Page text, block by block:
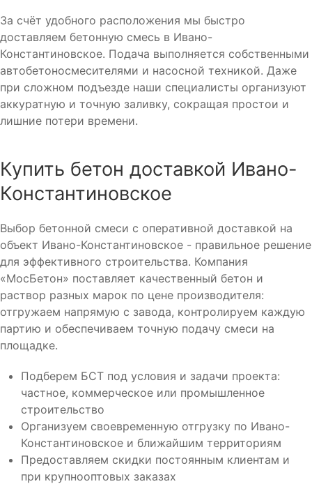
За счёт удобного расположения мы быстро
доставляем бетонную смесь в Ивано-
Константиновское. Подача выполняется собственными
автобетоносмесителями и насосной техникой. Даже
при сложном подъезде наши специалисты организуют
аккуратную и точную заливку, сокращая простои и
лишние потери времени.
Купить бетон доставкой Ивано-
Константиновское
Выбор бетонной смеси с оперативной доставкой на
объект Ивано-Константиновское - правильное решение
для эффективного строительства. Компания
«МосБетон» поставляет качественный бетон и
раствор разных марок по цене производителя:
отгружаем напрямую с завода, контролируем каждую
партию и обеспечиваем точную подачу смеси на
площадке.
Подберем БСТ под условия и задачи проекта:
частное, коммерческое или промышленное
строительство
Организуем своевременную отгрузку по Ивано-
Константиновское и ближайшим территориям
Предоставляем скидки постоянным клиентам и
при крупнооптовых заказах